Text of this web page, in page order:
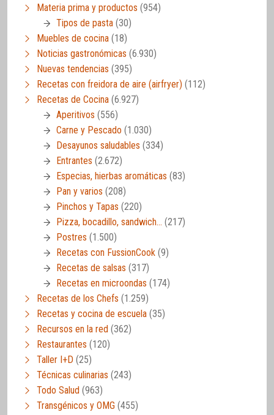
Materia prima y productos (954)
Tipos de pasta (30)
Muebles de cocina (18)
Noticias gastronómicas (6.930)
Nuevas tendencias (395)
Recetas con freidora de aire (airfryer) (112)
Recetas de Cocina (6.927)
Aperitivos (556)
Carne y Pescado (1.030)
Desayunos saludables (334)
Entrantes (2.672)
Especias, hierbas aromáticas (83)
Pan y varios (208)
Pinchos y Tapas (220)
Pizza, bocadillo, sandwich… (217)
Postres (1.500)
Recetas con FussionCook (9)
Recetas de salsas (317)
Recetas en microondas (174)
Recetas de los Chefs (1.259)
Recetas y cocina de escuela (35)
Recursos en la red (362)
Restaurantes (120)
Taller I+D (25)
Técnicas culinarias (243)
Todo Salud (963)
Transgénicos y OMG (455)